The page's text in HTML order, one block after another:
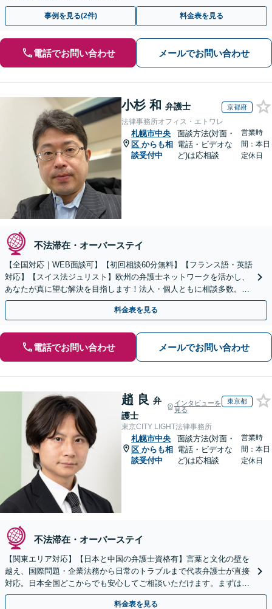
事例を見る(2件) 料金表を見る
電話でお問い合わせ メールでお問い合わせ
小杉 和 弁護士 京都府
法律事務所オフィス・エトワレ
札幌市中央
区 からも相
談受付中
面談方法(対面・
電話・ビデオな
ど)は応相談
営業時
間：本日
定休日
不法滞在・オーバーステイ
【全国対応｜WEB面談可】【初回相談60分無料】【フランス語・英語
対応】【スイス法ジュリスト】欧州の弁護士ネットワークを活かし、
あなたが真に望む解決を目指します！法人・個人ともに相談多数。細
やかな連絡と粘り強い交渉を徹底【休日・夜間相談可】
料金表を見る
電話でお問い合わせ メールでお問い合わせ
趙 良 弁
護士
インタビューを
見る
東京都
東京CITY LIGHT法律事務所
札幌市中央
区 からも相
談受付中
面談方法(対面・
電話・ビデオな
ど)は応相談
営業時
間：本日
定休日
不法滞在・オーバーステイ
【関東エリア対応】【日本と中国の弁護士資格有】言葉と文化の壁を
越え、国際問題・企業法務から日常のトラブルまで代表弁護士が直接
対応。日本全国どこからでも安心してご相談いただけます。まずは一
歩を踏み出してみませんか。【初回相談無料】
料金表を見る